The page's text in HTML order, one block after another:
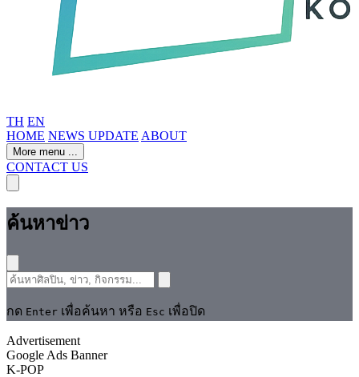
TH EN
HOME NEWS UPDATE ABOUT
More menu ...
CONTACT US
ค้นหาข่าว
กด Enter เพื่อค้นหา หรือ Esc เพื่อปิด
Advertisement
Google Ads Banner
K-POP